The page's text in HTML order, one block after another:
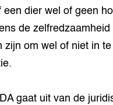
een dier wel of geen
de
zijn om wel of niet in
gaat uit van de